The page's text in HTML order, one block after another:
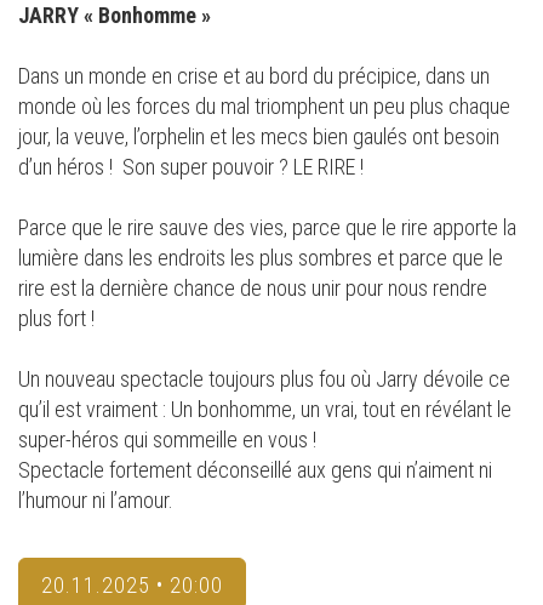
JARRY « Bonhomme »
Dans un monde en crise et au bord du précipice, dans un
monde où les forces du mal triomphent un peu plus chaque
jour, la veuve, l’orphelin et les mecs bien gaulés ont besoin
d’un héros ! Son super pouvoir ? LE RIRE !
Parce que le rire sauve des vies, parce que le rire apporte la
lumière dans les endroits les plus sombres et parce que le
rire est la dernière chance de nous unir pour nous rendre
plus fort !
Un nouveau spectacle toujours plus fou où Jarry dévoile ce
qu’il est vraiment : Un bonhomme, un vrai, tout en révélant le
super-héros qui sommeille en vous !
Spectacle fortement déconseillé aux gens qui n’aiment ni
l’humour ni l’amour.
20.11.2025 • 20:00